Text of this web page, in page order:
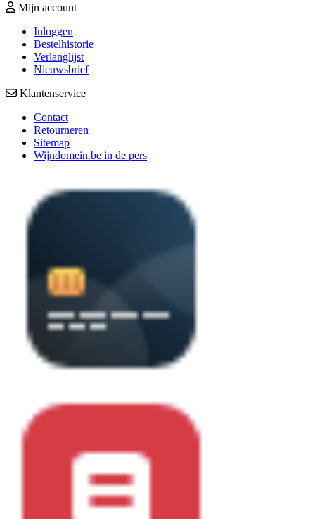
Mijn account
Inloggen
Bestelhistorie
Verlanglijst
Nieuwsbrief
Klantenservice
Contact
Retourneren
Sitemap
Wijndomein.be in de pers